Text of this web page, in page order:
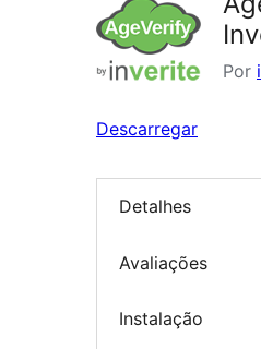
Por
Descarregar
Detalhes
Avaliações
Instalação